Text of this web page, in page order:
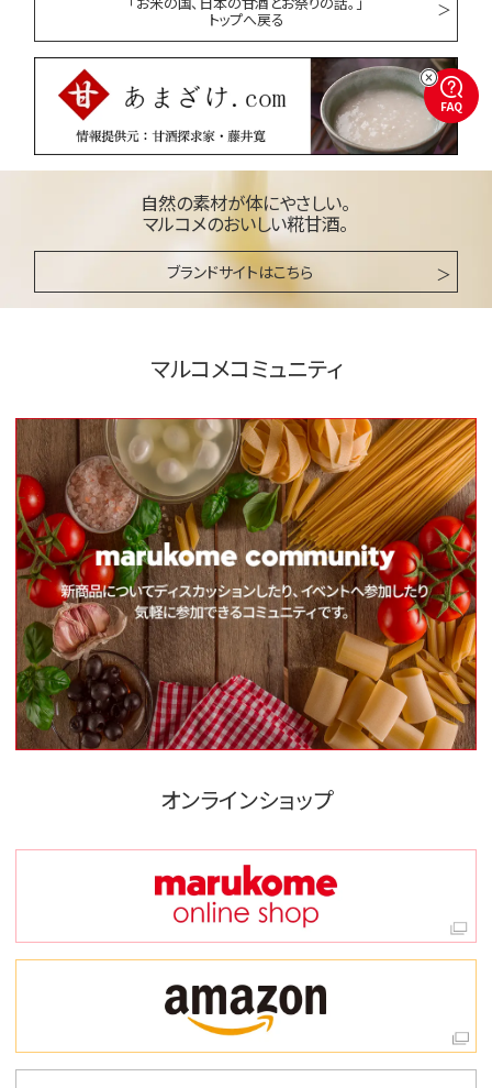
トップへ戻る
自然の素材が体にやさしい。
マルコメのおいしい糀甘酒。
ブランドサイトはこちら
マルコメコミュニティ
オンラインショップ
FAQ